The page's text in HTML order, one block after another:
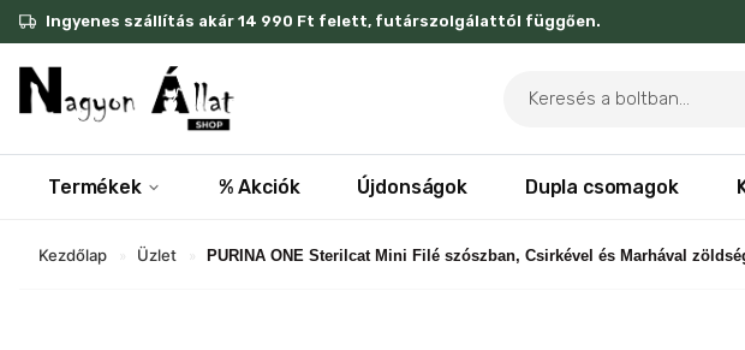
Skip
to
content
Ingyenes szállítás akár 14 990 Ft felett, futárszolgálattól függően.
search
Termékek % Akciók Újdonságok Dupla csomagok
Kezdőlap Üzlet PURINA ONE Sterilcat Mini Filé szószban, Csirkével és Marhával